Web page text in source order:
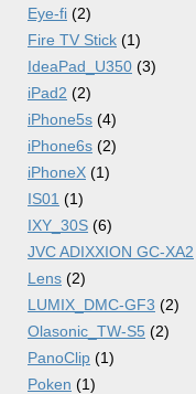
Eye-fi (2)
Fire TV Stick (1)
IdeaPad_U350 (3)
iPad2 (2)
iPhone5s (4)
iPhone6s (2)
iPhoneX (1)
IS01 (1)
IXY_30S (6)
JVC ADIXXION GC-XA2
Lens (2)
LUMIX_DMC-GF3 (2)
Olasonic_TW-S5 (2)
PanoClip (1)
Poken (1)